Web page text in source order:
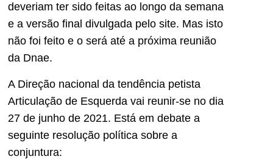
deveriam ter sido feitas ao longo da semana
e a versão final divulgada pelo site. Mas isto
não foi feito e o será até a próxima reunião
da Dnae.
A Direção nacional da tendência petista
Articulação de Esquerda vai reunir-se no dia
27 de junho de 2021. Está em debate a
seguinte resolução política sobre a
conjuntura: